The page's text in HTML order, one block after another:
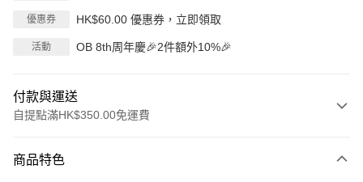
優惠券 HK$60.00 優惠券，立即領取
活動 OB 8th周年慶🎉2件額外10%🎉
付款與運送
自提點滿HK$350.00免運費
信用卡
商品特色